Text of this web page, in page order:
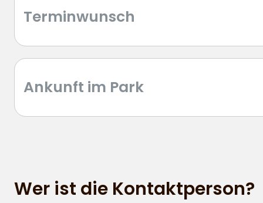
Wer ist die Kontaktperson?